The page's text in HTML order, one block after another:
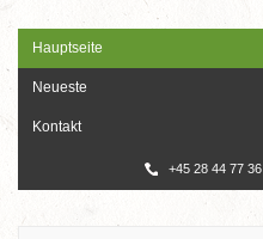
Hauptseite
Neueste
Kontakt
+45 28 44 77 36